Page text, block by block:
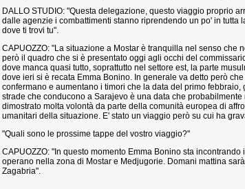
DALLO STUDIO: "Questa delegazione, questo viaggio proprio
dalle agenzie i combattimenti stanno riprendendo un po' in tutta
dove ti trovi tu".
CAPUOZZO: "La situazione a Mostar è tranquilla nel senso che
però il quadro che si è presentato oggi agli occhi del
dove manca quasi tutto, soprattutto nel settore est, la parte
dove ieri si è recata Emma Bonino. In generale va detto però
confermano e aumentano i timori che la data del primo
strade che conducono a Sarajevo è una data che
dimostrato molta volontà da parte della comunità europea di
umanitari della situazione. E' stato un viaggio però su cui ha
"Quali sono le prossime tappe del vostro viaggio?"
CAPUOZZO: "In questo momento Emma Bonino sta
operano nella zona di Mostar e Medjugorie. Domani mattina
Zagabria".